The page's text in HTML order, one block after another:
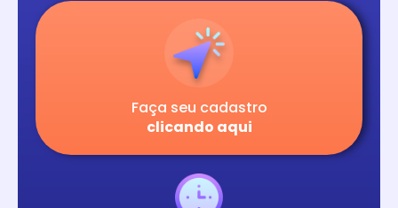
Faça seu cadastro
clicando aqui